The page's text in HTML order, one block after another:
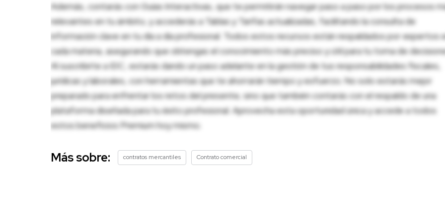
Además, contarás con Guías Interactivas, que te permitirán navegar paso a paso por los procesos
relevantes en tu ámbito, y accederás a Tablas y Tarifas actualizadas, facilitando la consulta de
información clave en tu día a día profesional. Todos estos recursos están respaldados por expertos
cada materia, asegurando que obtengas el conocimiento más preciso y útil para tu toma de
Al suscribirte a IDC, estarás dando un paso adelante en la gestión de tus responsabilidades fiscales,
jurídicas y laborales, con herramientas que te ahorrarán tiempo y esfuerzo. No solo estarás mejor
preparado para enfrentar los retos del presente, sino que también contarás con el respaldo de una
plataforma diseñada para tu éxito profesional. Aprovecha esta oportunidad única y accede a todos
estos beneficios Premium hoy mismo.
Más sobre: contratos mercantiles Contrato comercial